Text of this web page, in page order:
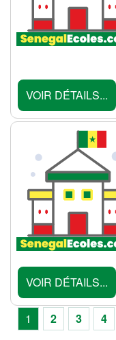
VOIR DÉTAILS...
VOIR DÉTAILS...
1 2 3 4